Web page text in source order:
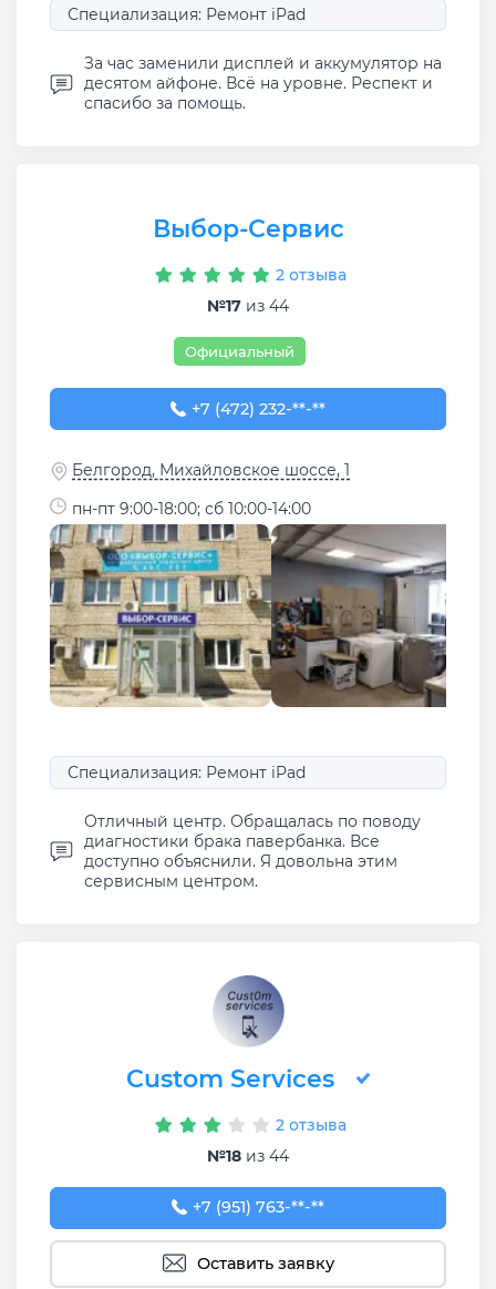
Специализация: Ремонт iPad
За час заменили дисплей и аккумулятор на
десятом айфоне. Всё на уровне. Респект и
спасибо за помощь.
Выбор-Сервис
2 отзыва
№17 из 44
Официальный
+7 (472) 232-65-92
+7 (472) 232-**-**
Белгород, Михайловское шоссе, 1
пн-пт 9:00-18:00; сб 10:00-14:00
Специализация: Ремонт iPad
Отличный центр. Обращалась по поводу
диагностики брака павербанка. Все
доступно объяснили. Я довольна этим
сервисным центром.
Custom Services
2 отзыва
№18 из 44
+7 (951) 763-93-01
+7 (951) 763-**-**
Оставить заявку